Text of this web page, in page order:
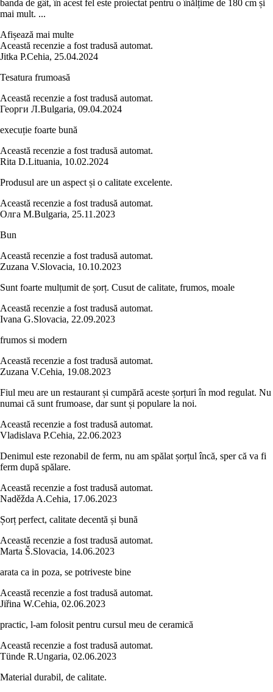
banda de gât, în acest fel este proiectat pentru o înălțime de 180 cm și
mai mult. ...
Afișează mai multe
Această recenzie a fost tradusă automat.
Jitka P.Cehia, 25.04.2024
Tesatura frumoasă
Această recenzie a fost tradusă automat.
Георги Л.Bulgaria, 09.04.2024
execuție foarte bună
Această recenzie a fost tradusă automat.
Rita D.Lituania, 10.02.2024
Produsul are un aspect și o calitate excelente.
Această recenzie a fost tradusă automat.
Олга М.Bulgaria, 25.11.2023
Bun
Această recenzie a fost tradusă automat.
Zuzana V.Slovacia, 10.10.2023
Sunt foarte mulțumit de șorț. Cusut de calitate, frumos, moale
Această recenzie a fost tradusă automat.
Ivana G.Slovacia, 22.09.2023
frumos si modern
Această recenzie a fost tradusă automat.
Zuzana V.Cehia, 19.08.2023
Fiul meu are un restaurant și cumpără aceste șorțuri în mod regulat. Nu
numai că sunt frumoase, dar sunt și populare la noi.
Această recenzie a fost tradusă automat.
Vladislava P.Cehia, 22.06.2023
Denimul este rezonabil de ferm, nu am spălat șorțul încă, sper că va fi
ferm după spălare.
Această recenzie a fost tradusă automat.
Naděžda A.Cehia, 17.06.2023
Șorț perfect, calitate decentă și bună
Această recenzie a fost tradusă automat.
Marta Š.Slovacia, 14.06.2023
arata ca in poza, se potriveste bine
Această recenzie a fost tradusă automat.
Jiřina W.Cehia, 02.06.2023
practic, l-am folosit pentru cursul meu de ceramică
Această recenzie a fost tradusă automat.
Tünde R.Ungaria, 02.06.2023
Material durabil, de calitate.